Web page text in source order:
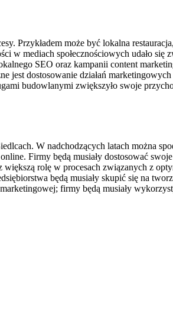
Przykładem może być lokalna
mediach społecznościowych udało się
SEO oraz kampanii content
jest dostosowanie działań
budowlanymi zwiększyło swoje
W nadchodzących latach można
Firmy będą musiały dostosować
rolę w procesach związanych z
będą musiały skupić się na
firmy będą musiały